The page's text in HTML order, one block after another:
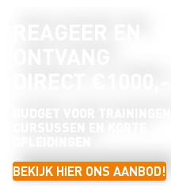
BEKIJK HIER ONS AANBOD!